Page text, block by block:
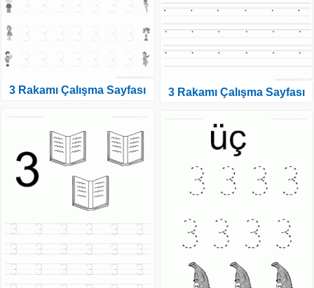
3 Rakamı Çalışma Sayfası 3 Rakamı Çalışma Sayfası